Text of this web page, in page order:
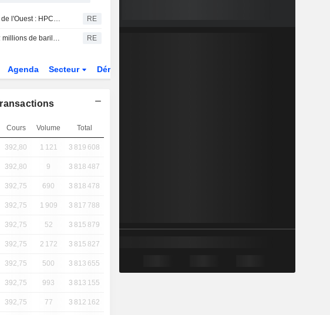
Pétrole brut d'Afrique de l'Ouest : HPCL accentue ses achats RE
Inde : HPCL achète 2 millions de barils de pétrole ouest-africain pour septembre via un appel d'offres, selon des sources RE
Agenda Secteur Dérivés
Cours Volume Total
392,80 1 121 3 819 608
392,80 9 3 818 487
392,75 690 3 818 478
392,75 1 909 3 817 788
392,75 52 3 815 879
392,75 2 172 3 815 827
392,75 500 3 813 655
392,75 993 3 813 155
392,75 77 3 812 162